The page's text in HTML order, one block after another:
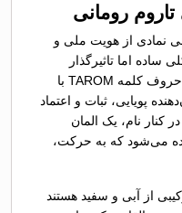
رومانی
نمادی از هویت ملی و
اما تاثیرگذار
طراحی شده است. این لوگو شامل حروف کلمه TAROM با
پویایی، ثبات و اعتماد
نام، یک المان
می‌شود که به حرکت،
از آبی و سفید هستند